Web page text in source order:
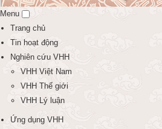
Menu
Trang chủ
Tin hoạt động
Nghiên cứu VHH
VHH Việt Nam
VHH Thế giới
VHH Lý luận
Ứng dụng VHH